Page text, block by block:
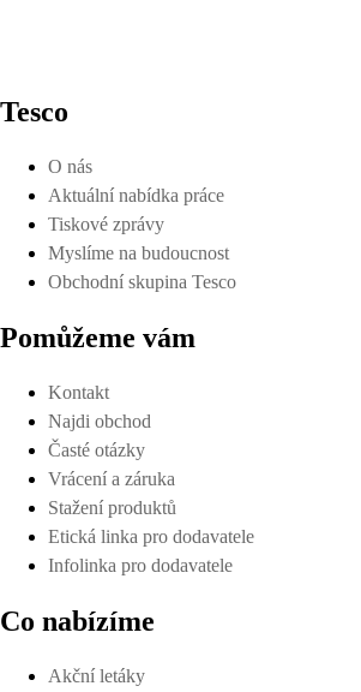
Tesco
O nás
Aktuální nabídka práce
Tiskové zprávy
Myslíme na budoucnost
Obchodní skupina Tesco
Pomůžeme vám
Kontakt
Najdi obchod
Časté otázky
Vrácení a záruka
Stažení produktů
Etická linka pro dodavatele
Infolinka pro dodavatele
Co nabízíme
Akční letáky